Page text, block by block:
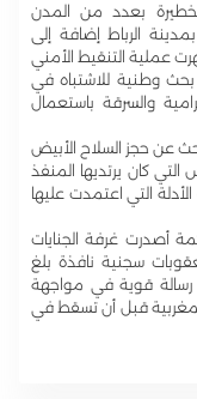
بعدد من المدن
الرباط إضافة إلى
عملية التنقيط الأمني
وطنية للاشتباه في
والسرقة باستعمال
عن حجز السلاح الأبيض
كان يرتديها المنفذ
التي اعتمدت عليها
أصدرت غرفة الجنايات
سجنية نافذة بلغ
رسالة قوية في مواجهة
قبل أن تسقط في